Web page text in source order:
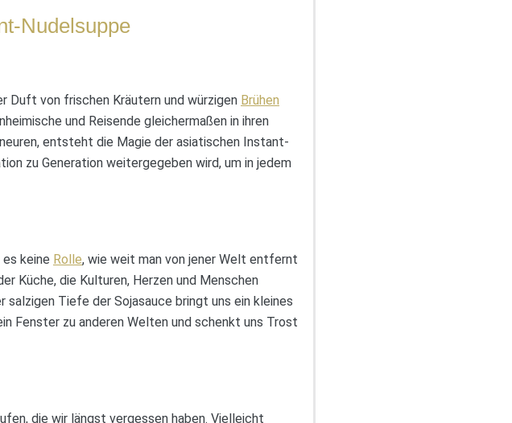
Nudelsuppe
Duft von frischen Kräutern und würzigen Brühen
und Reisende gleichermaßen in ihren
entsteht die Magie der asiatischen Instant-
zu Generation weitergegeben wird, um in jedem
keine Rolle, wie weit man von jener Welt entfernt
Küche, die Kulturen, Herzen und Menschen
Tiefe der Sojasauce bringt uns ein kleines
Fenster zu anderen Welten und schenkt uns Trost
die wir längst vergessen haben. Vielleicht